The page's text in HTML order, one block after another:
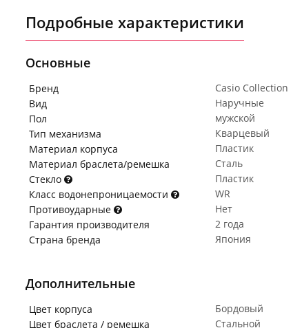
Подробные характеристики
Основные
Бренд
Casio Collection
Вид
Наручные
Пол
мужской
Тип механизма
Кварцевый
Материал корпуса
Пластик
Материал браслета/ремешка
Сталь
Стекло
Пластик
Класс водонепроницаемости
WR
Противоударные
Нет
Гарантия производителя
2 года
Страна бренда
Япония
Дополнительные
Цвет корпуса
Бордовый
Цвет браслета / ремешка
Стальной